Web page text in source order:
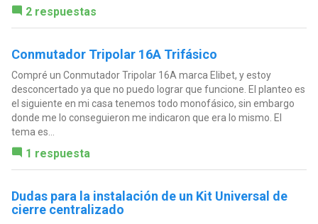
2 respuestas
Conmutador Tripolar 16A Trifásico
Compré un Conmutador Tripolar 16A marca Elibet, y estoy
desconcertado ya que no puedo lograr que funcione. El planteo es
el siguiente en mi casa tenemos todo monofásico, sin embargo
donde me lo conseguieron me indicaron que era lo mismo. El
tema es...
1 respuesta
Dudas para la instalación de un Kit Universal de
cierre centralizado